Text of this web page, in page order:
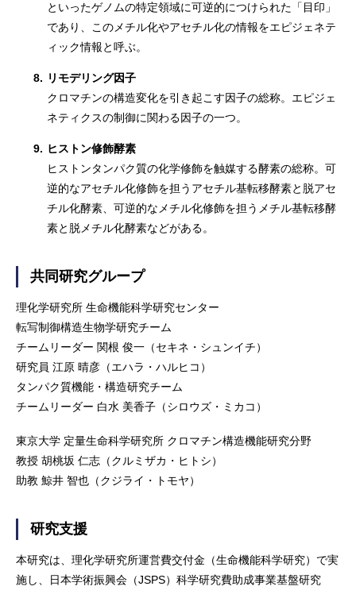
といったゲノムの特定領域に可逆的につけられた「目印」
であり、このメチル化やアセチル化の情報をエピジェネテ
ィック情報と呼ぶ。
8. リモデリング因子
クロマチンの構造変化を引き起こす因子の総称。エピジェ
ネティクスの制御に関わる因子の一つ。
9. ヒストン修飾酵素
ヒストンタンパク質の化学修飾を触媒する酵素の総称。可
逆的なアセチル化修飾を担うアセチル基転移酵素と脱アセ
チル化酵素、可逆的なメチル化修飾を担うメチル基転移酵
素と脱メチル化酵素などがある。
共同研究グループ
理化学研究所 生命機能科学研究センター
転写制御構造生物学研究チーム
チームリーダー 関根 俊一（セキネ・シュンイチ）
研究員 江原 晴彦（エハラ・ハルヒコ）
タンパク質機能・構造研究チーム
チームリーダー 白水 美香子（シロウズ・ミカコ）
東京大学 定量生命科学研究所 クロマチン構造機能研究分野
教授 胡桃坂 仁志（クルミザカ・ヒトシ）
助教 鯨井 智也（クジライ・トモヤ）
研究支援
本研究は、理化学研究所運営費交付金（生命機能科学研究）で実
施し、日本学術振興会（JSPS）科学研究費助成事業基盤研究